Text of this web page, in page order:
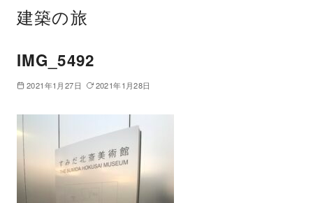
建築の旅
IMG_5492
2021年1月27日 2021年1月28日